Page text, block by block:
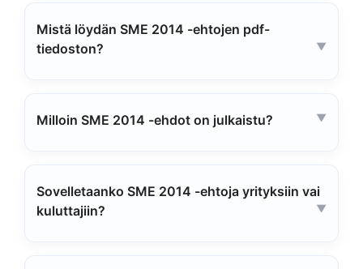
Mistä löydän SME 2014 -ehtojen pdf-
tiedoston?
Milloin SME 2014 -ehdot on julkaistu?
Sovelletaanko SME 2014 -ehtoja yrityksiin vai
kuluttajiin?